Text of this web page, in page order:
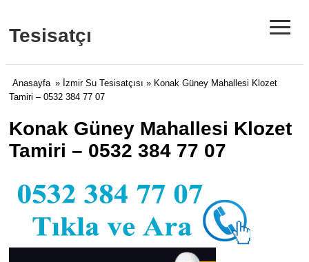
Tesisatçı ≡
Anasayfa » İzmir Su Tesisatçısı » Konak Güney Mahallesi Klozet
Tamiri – 0532 384 77 07
Konak Güney Mahallesi Klozet
Tamiri – 0532 384 77 07